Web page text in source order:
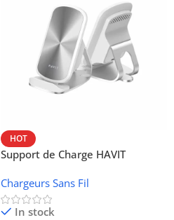
HOT
Support de Charge HAVIT
Chargeurs Sans Fil
In stock